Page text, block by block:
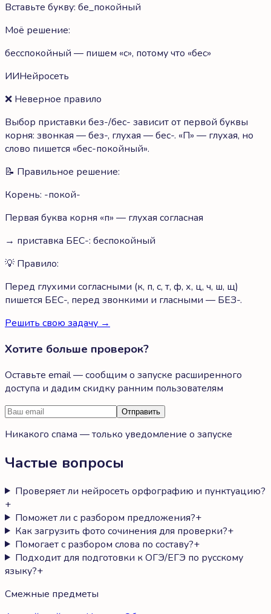
Вставьте букву: бе_покойный
Моё решение:
бесспокойный — пишем «с», потому что «бес»
ИИНейросеть
❌ Неверное правило
Выбор приставки без-/бес- зависит от первой буквы
корня: звонкая — без-, глухая — бес-. «П» — глухая, но
слово пишется «бес-покойный».
📝 Правильное решение:
Корень: -покой-
Первая буква корня «п» — глухая согласная
→ приставка БЕС-: беспокойный
💡 Правило:
Перед глухими согласными (к, п, с, т, ф, х, ц, ч, ш, щ)
пишется БЕС-, перед звонкими и гласными — БЕЗ-.
Решить свою задачу →
Хотите больше проверок?
Оставьте email — сообщим о запуске расширенного
доступа и дадим скидку ранним пользователям
Отправить
Никакого спама — только уведомление о запуске
Частые вопросы
Проверяет ли нейросеть орфографию и пунктуацию?
+
Поможет ли с разбором предложения?+
Как загрузить фото сочинения для проверки?+
Помогает с разбором слова по составу?+
Подходит для подготовки к ОГЭ/ЕГЭ по русскому
языку?+
Смежные предметы